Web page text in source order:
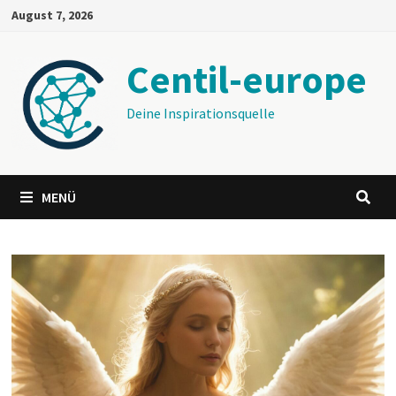
Zum
springen
August 7, 2026
Centil-europe
Deine Inspirationsquelle
MENÜ